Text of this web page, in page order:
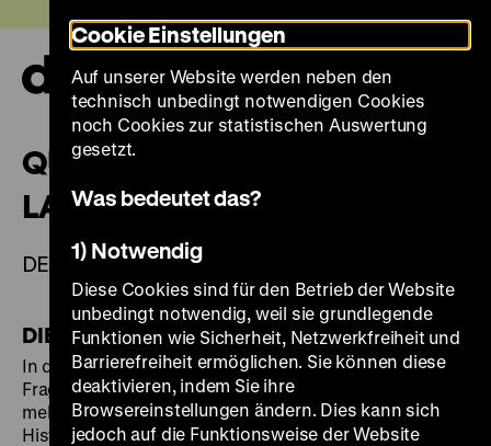
zum
Seiteninhalt
springen
QUARTETT "VERLORENES
LAND"
DEUTSCHLAND, NACH 1935
DIE AUSSTELLUNG
In der Ausstellung "Deutscher Kolonialismus.
Fragmente seiner Geschichte und Gegenwart" mit
mehr als 500 Exponaten befasst sich das Deutsche
Historische Museum erstmals mit den verschiedenen
Cookie Einstellungen
Auf unserer Website werden neben den
technisch unbedingt notwendigen Cookies
noch Cookies zur statistischen Auswertung
gesetzt.
Was bedeutet das?
1) Notwendig
Diese Cookies sind für den Betrieb der Website
unbedingt notwendig, weil sie grundlegende
Funktionen wie Sicherheit, Netzwerkfreiheit und
Barrierefreiheit ermöglichen. Sie können diese
deaktivieren, indem Sie ihre
Browsereinstellungen ändern. Dies kann sich
jedoch auf die Funktionsweise der Website